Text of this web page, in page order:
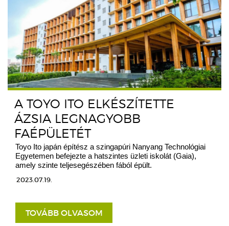
A TOYO ITO ELKÉSZÍTETTE
ÁZSIA LEGNAGYOBB
FAÉPÜLETÉT
Toyo Ito japán építész a szingapúri Nanyang Technológiai
Egyetemen befejezte a hatszintes üzleti iskolát (Gaia),
amely szinte teljesegészében fából épült.
2023.07.19.
TOVÁBB OLVASOM